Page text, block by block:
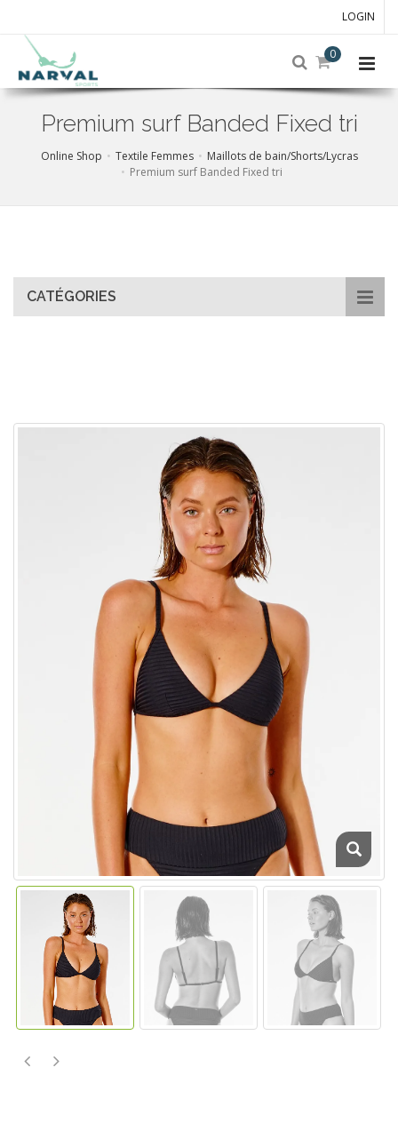
LOGIN
0
Premium surf Banded Fixed tri
Online Shop Textile Femmes
Maillots de bain/Shorts/Lycras
Premium surf Banded Fixed tri
CATÉGORIES